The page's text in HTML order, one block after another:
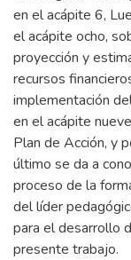
en el acápite 6,
el acápite ocho,
proyección y
recursos
implementación
en el acápite
Plan de Acción, y
último se da a
proceso de la
del líder
para el desarrollo
presente trabajo.